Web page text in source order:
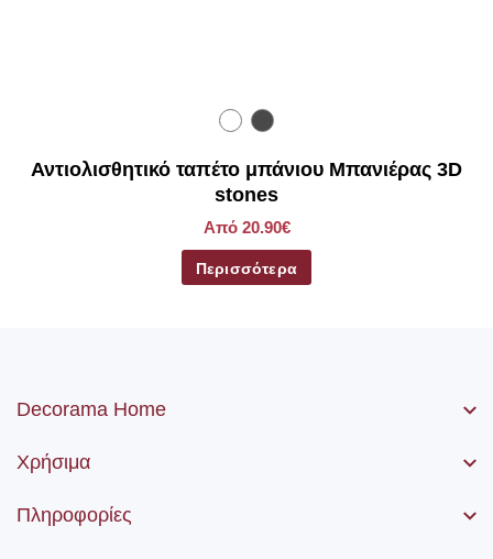
Αντιολισθητικό ταπέτο μπάνιου Μπανιέρας 3D
stones
Από 20.90€
Περισσότερα
Decorama Home
Χρήσιμα
Πληροφορίες